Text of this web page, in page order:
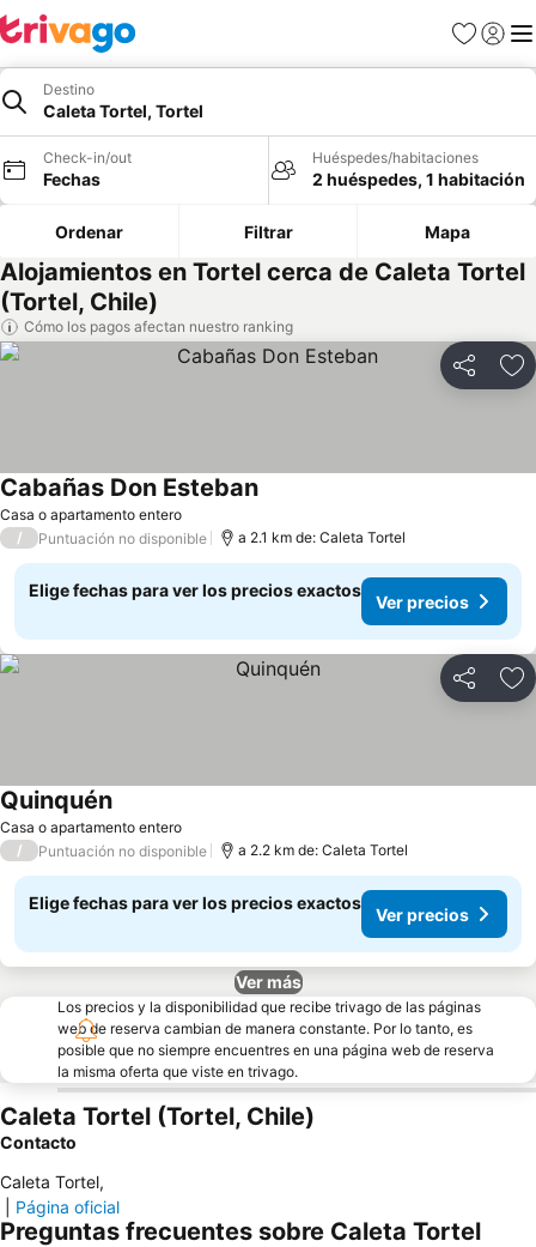
Favoritos
Iniciar
Destino
Caleta Tortel, Tortel
Check-in/out
Fechas
Huéspedes/habitaciones
2 huéspedes, 1 habitación
Ordenar Filtrar Mapa
Alojamientos en Tortel cerca de Caleta Tortel
(Tortel, Chile)
Cómo los pagos afectan nuestro ranking
Compartir
Casa o apartamento entero
Cabañas Don EstebanVer precios
/ Puntuación no disponible a 2.1 km de: Caleta Tortel
Elige fechas para ver los precios exactos
Ver precios
Compartir
Casa o apartamento entero
QuinquénVer precios
/ Puntuación no disponible a 2.2 km de: Caleta Tortel
Elige fechas para ver los precios exactos
Ver precios
Ver más
Los precios y la disponibilidad que recibe trivago de las páginas
web de reserva cambian de manera constante. Por lo tanto, es
posible que no siempre encuentres en una página web de reserva
la misma oferta que viste en trivago.
Caleta Tortel (Tortel, Chile)
Contacto
Caleta Tortel,
Página oficial
Preguntas frecuentes sobre Caleta Tortel